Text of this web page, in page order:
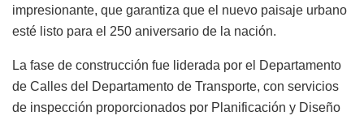
impresionante, que garantiza que el nuevo paisaje urbano
esté listo para el 250 aniversario de la nación.
La fase de construcción fue liderada por el Departamento
de Calles del Departamento de Transporte, con servicios
de inspección proporcionados por Planificación y Diseño